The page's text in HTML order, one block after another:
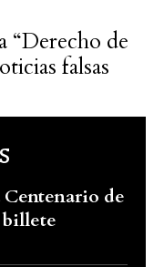
“Derecho de
falsas
de
billete